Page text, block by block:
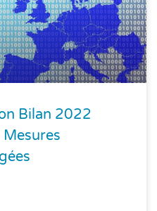
Bilan 2022
Mesures